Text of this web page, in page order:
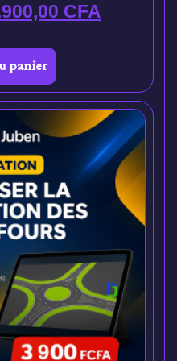
CFA
panier